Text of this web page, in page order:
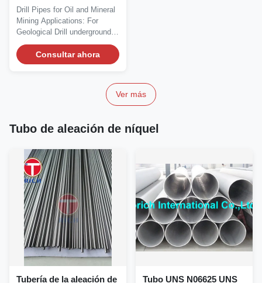
explotación minera
mineral, tubo de taladro
del aceite del grado del
acero de aleación
Drill Pipes for Oil and Mineral
Mining Applications: For
Geological Drill underground
for Oil and...
Consultar ahora
Ver más
Tubo de aleación de níquel
Tubería de la aleación de
Tubo UNS N06625 UNS